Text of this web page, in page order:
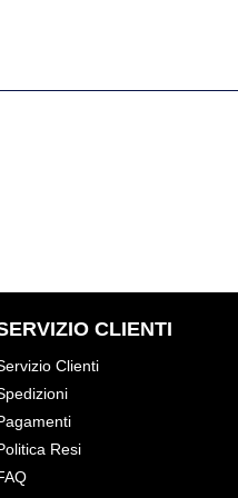
CLIENTI
Clienti
Resi